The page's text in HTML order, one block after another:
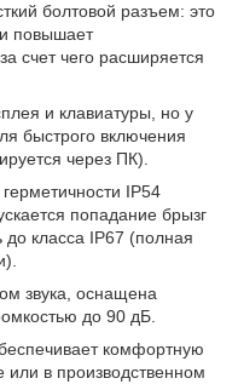
болтовой разъем: это
повышает
счет чего расширяется
и клавиатуры, но у
быстрого включения
через ПК).
герметичности IP54
попадание брызг
класса IP67 (полная
звука, оснащена
до 90 дБ.
комфортную
или в производственном